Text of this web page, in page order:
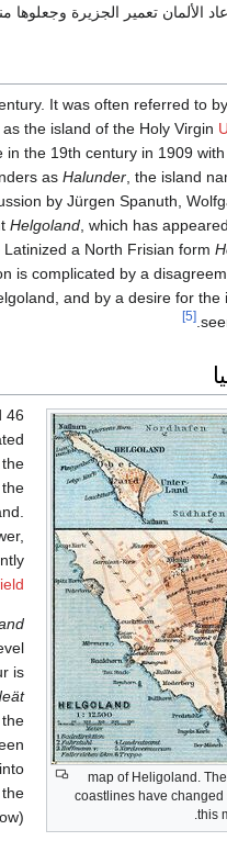
الألمان تعمير الجزيرة وجعلوها
It was often referred to
the island of the Holy Virgin
the 19th century in 1909
as Halunder, the island
by Jürgen Spanuth,
Helgoland, which has
a North Frisian form
is complicated by a
and by a desire for the
[5]
1910 map of Heligoland.
coastlines have changed
this
is